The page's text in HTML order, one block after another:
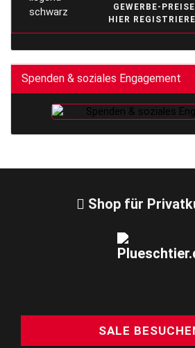
GEWERBE-
HIER
Spenden & soziales Engagement
Shop für
SALE